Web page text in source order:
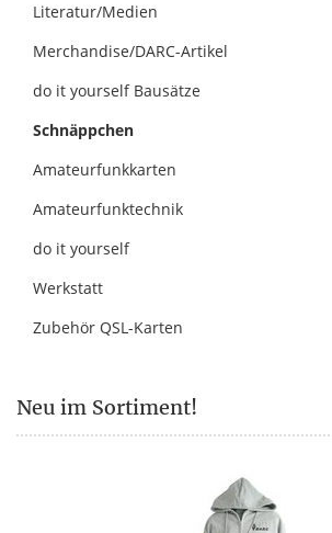
Literatur/Medien
Merchandise/DARC-Artikel
do it yourself Bausätze
Schnäppchen
Amateurfunkkarten
Amateurfunktechnik
do it yourself
Werkstatt
Zubehör QSL-Karten
Neu im Sortiment!